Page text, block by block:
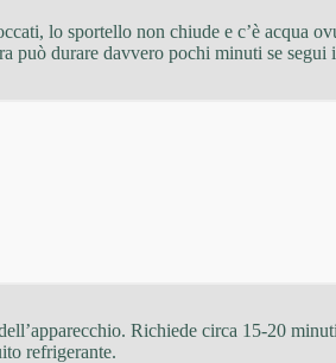
lo sportello non chiude e c’è acqua
può durare davvero pochi minuti se segui
Richiede circa 15-20
refrigerante.